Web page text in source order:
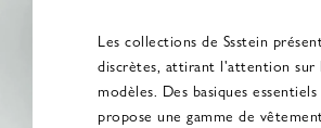
Les collections de Ssstein
discrètes, attirant l'attention sur
modèles. Des basiques
propose une gamme de